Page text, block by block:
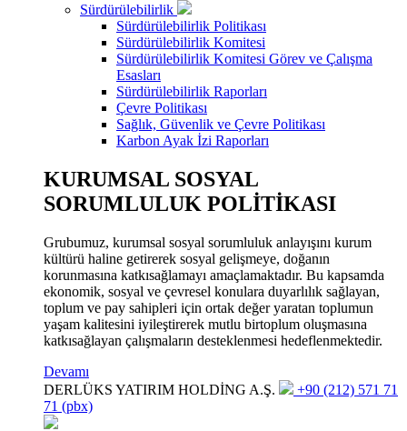
Sürdürülebilirlik
Sürdürülebilirlik Politikası
Sürdürülebilirlik Komitesi
Sürdürülebilirlik Komitesi Görev ve Çalışma
Esasları
Sürdürülebilirlik Raporları
Çevre Politikası
Sağlık, Güvenlik ve Çevre Politikası
Karbon Ayak İzi Raporları
KURUMSAL SOSYAL
SORUMLULUK POLİTİKASI
Grubumuz, kurumsal sosyal sorumluluk anlayışını kurum
kültürü haline getirerek sosyal gelişmeye, doğanın
korunmasına katkısağlamayı amaçlamaktadır. Bu kapsamda
ekonomik, sosyal ve çevresel konulara duyarlılık sağlayan,
toplum ve pay sahipleri için ortak değer yaratan toplumun
yaşam kalitesini iyileştirerek mutlu birtoplum oluşmasına
katkısağlayan çalışmaların desteklenmesi hedeflenmektedir.
Devamı
DERLÜKS YATIRIM HOLDİNG A.Ş.
+90 (212) 571 71
71 (pbx)